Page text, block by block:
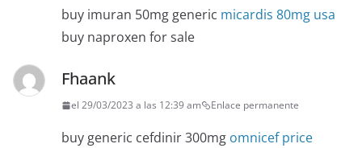
buy imuran 50mg generic micardis 80mg usa
buy naproxen for sale
Fhaank
el 29/03/2023 a las 12:39 am Enlace permanente
buy generic cefdinir 300mg omnicef price